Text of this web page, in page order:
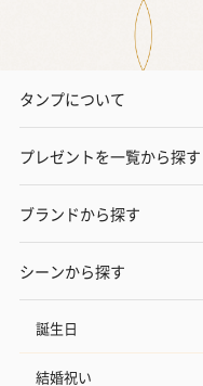
タンプについて
プレゼントを一覧から探す
ブランドから探す
シーンから探す
誕生日
結婚祝い